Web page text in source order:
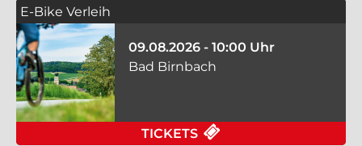
E-Bike Verleih
09.08.2026 - 10:00 Uhr
Bad Birnbach
TICKETS